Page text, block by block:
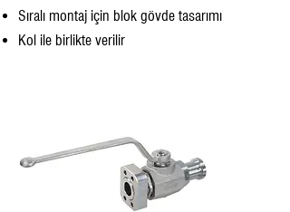
Sıralı montaj için blok gövde tasarımı
Kol ile birlikte verilir